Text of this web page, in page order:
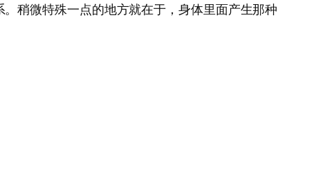
稍微特殊一点的地方就在于，身体里面产生那种